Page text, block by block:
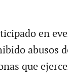
en
abusos
que